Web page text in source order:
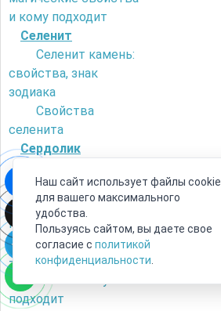
и кому подходит
Селенит
Селенит камень:
свойства, знак
зодиака
Свойства
селенита
Сердолик
сердолик от
искусственного
камня?
Камень сердолик
- его магические
свойства и кому
подходит
Наш сайт использует файлы cookie
для вашего максимального
удобства.
Пользуясь сайтом, вы даете свое
согласие с политикой
конфиденциальности